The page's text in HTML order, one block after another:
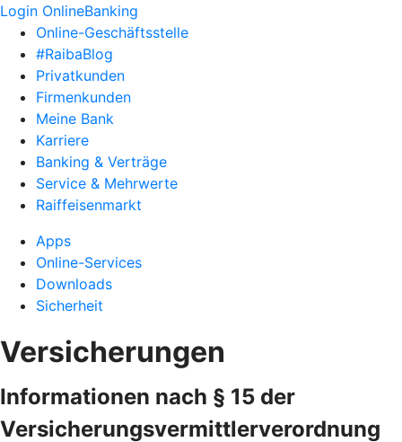
Login OnlineBanking
Online-Geschäftsstelle
#RaibaBlog
Privatkunden
Firmenkunden
Meine Bank
Karriere
Banking & Verträge
Service & Mehrwerte
Raiffeisenmarkt
Apps
Online-Services
Downloads
Sicherheit
Versicherungen
Informationen nach § 15 der
Versicherungsvermittlerverordnung